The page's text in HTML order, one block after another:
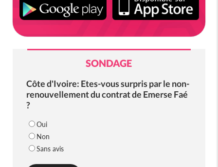
SONDAGE
Côte d'Ivoire: Etes-vous surpris par le non-
renouvellement du contrat de Emerse Faé
?
Oui
Non
Sans avis